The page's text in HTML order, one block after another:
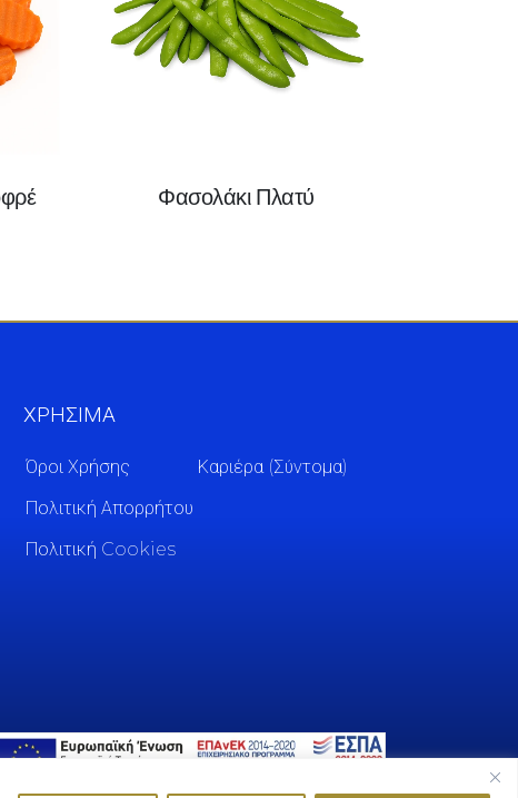
Φασολάκι Πλατύ
ΧΡΗΣΙΜΑ
Όροι Χρήσης
Πολιτική Απορρήτου
Πολιτική Cookies
Καριέρα (Σύντομα)